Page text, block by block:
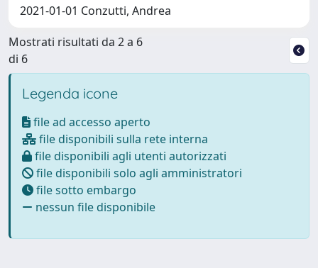
2021-01-01 Conzutti, Andrea
Mostrati risultati da 2 a 6
di 6
Legenda icone
file ad accesso aperto
file disponibili sulla rete interna
file disponibili agli utenti autorizzati
file disponibili solo agli amministratori
file sotto embargo
nessun file disponibile